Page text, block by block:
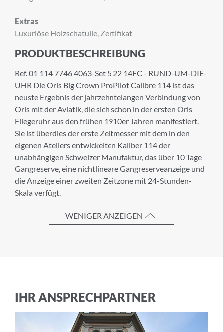
Extras
Luxuriöse Holzschatulle, Zertifikat
PRODUKTBESCHREIBUNG
Ref. 01 114 7746 4063-Set 5 22 14FC - RUND-UM-DIE-
UHR Die Oris Big Crown ProPilot Calibre 114 ist das
neuste Ergebnis der jahrzehntelangen Verbindung von
Oris mit der Aviatik, die sich schon in der ersten Oris
Fliegeruhr aus den frühen 1910er Jahren manifestiert.
Sie ist überdies der erste Zeitmesser mit dem in den
eigenen Ateliers entwickelten Kaliber 114 der
unabhängigen Schweizer Manufaktur, das über 10 Tage
Gangreserve, eine nichtlineare Gangreserveanzeige und
die Anzeige einer zweiten Zeitzone mit 24-Stunden-
Skala verfügt.
WENIGER ANZEIGEN
IHR ANSPRECHPARTNER
Anrede
Vorname
Nachname
E-Mail-Adresse
Ich akzeptiere dieAllgemeinen
ANMELDEN